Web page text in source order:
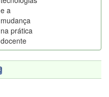
e a
mudança
na prática
docente